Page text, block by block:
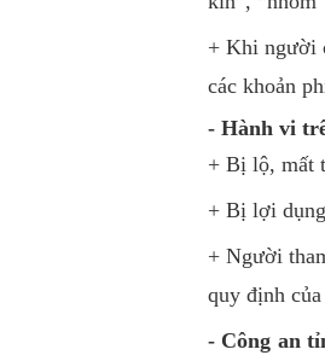
+ Khi người
các khoản
- Hành vi
+ Bị lộ, mất
+ Bị lợi
+ Người
quy định
- Công an